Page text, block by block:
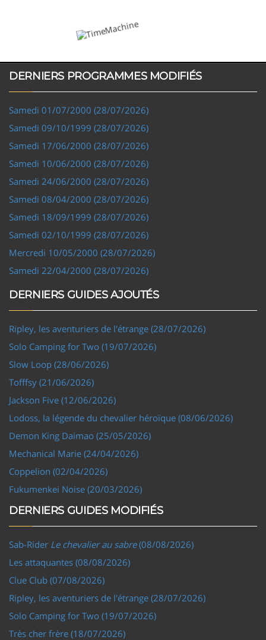
DERNIERS PROGRAMMES MODIFIÉS
Samedi 01/07/2000 (28/07/2026)
Samedi 09/10/1999 (28/07/2026)
Samedi 17/06/2000 (28/07/2026)
Samedi 10/06/2000 (28/07/2026)
Samedi 24/06/2000 (28/07/2026)
Samedi 08/04/2000 (28/07/2026)
Samedi 18/09/1999 (28/07/2026)
Samedi 02/10/1999 (28/07/2026)
Mercredi 10/05/2000 (28/07/2026)
Samedi 22/04/2000 (28/07/2026)
DERNIERS GUIDES AJOUTÉS
Ripley, les aventuriers de l'étrange (28/07/2026)
Solo Camping for Two (19/07/2026)
Slow Loop (28/06/2026)
Tofffsy (21/06/2026)
Jackson Five (12/06/2026)
Lodoss, la légende du chevalier héroïque (08/06/2026)
Demon King Daimao (25/05/2026)
Mechanical Marie (24/04/2026)
Coppelion (02/04/2026)
Fukumenkei Noise (20/03/2026)
DERNIERS GUIDES MODIFIÉS
Sab-Rider Le chevalier au sabre(08/08/2026)
Les attaquantes (08/08/2026)
Clue Club (07/08/2026)
Ripley, les aventuriers de l'étrange (28/07/2026)
Solo Camping for Two (19/07/2026)
Très cher frère (18/07/2026)